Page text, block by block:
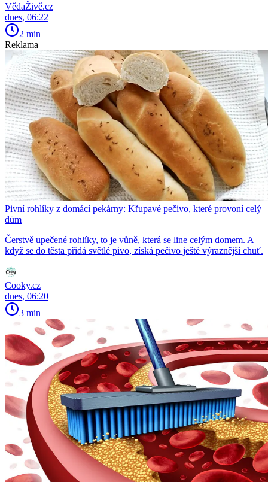
VědaŽivě.cz
dnes, 06:22
2 min
Reklama
Pivní rohlíky z domácí pekárny: Křupavé pečivo, které provoní celý
dům
Čerstvě upečené rohlíky, to je vůně, která se line celým domem. A
když se do těsta přidá světlé pivo, získá pečivo ještě výraznější chuť.
Cooky.cz
dnes, 06:20
3 min